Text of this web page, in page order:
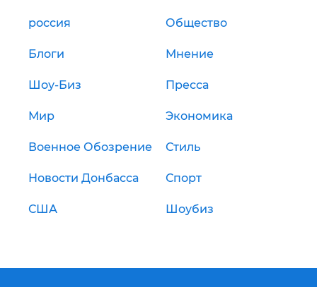
россия Общество
Блоги Мнение
Шоу-Биз Пресса
Мир Экономика
Военное Обозрение Стиль
Новости Донбасса Спорт
США Шоубиз